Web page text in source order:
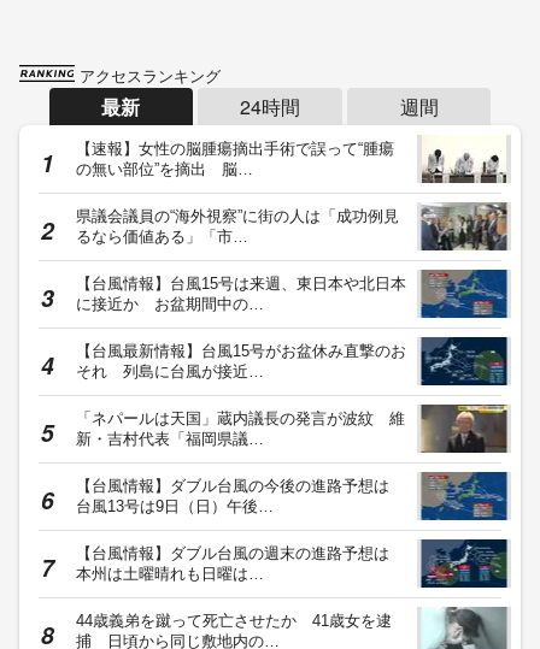
アクセスランキング
最新 24時間 週間
【速報】女性の脳腫瘍摘出手術で誤って“腫瘍
の無い部位”を摘出 脳…
県議会議員の“海外視察”に街の人は「成功例見
るなら価値ある」「市…
【台風情報】台風15号は来週、東日本や北日本
に接近か お盆期間中の…
【台風最新情報】台風15号がお盆休み直撃のお
それ 列島に台風が接近…
「ネパールは天国」蔵内議長の発言が波紋 維
新・吉村代表「福岡県議…
【台風情報】ダブル台風の今後の進路予想は
台風13号は9日（日）午後…
【台風情報】ダブル台風の週末の進路予想は
本州は土曜晴れも日曜は…
44歳義弟を蹴って死亡させたか 41歳女を逮
捕 日頃から同じ敷地内の…